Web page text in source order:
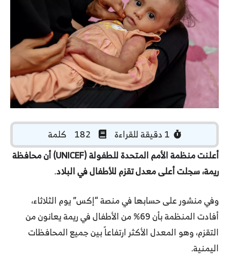
أعلنت منظمة الأمم المتحدة للطفولة (UNICEF) أن محافظة
ريمة، سجلت أعلى معدل تقزم للأطفال في البلاد.
وفي منشور على حسابها في منصة “إكس” يوم الثلاثاء،
أفادت المنظمة بأن 69% من الأطفال في ريمة يعانون من
التقزم، وهو المعدل الأكثر ارتفاعاً بين جميع المحافظات
اليمنية.